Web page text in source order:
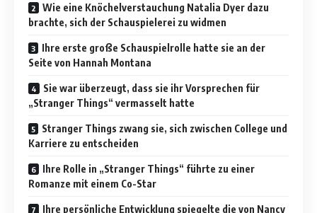
Wie eine Knöchelverstauchung Natalia Dyer dazu
brachte, sich der Schauspielerei zu widmen
Ihre erste große Schauspielrolle hatte sie an der
Seite von Hannah Montana
Sie war überzeugt, dass sie ihr Vorsprechen für
„Stranger Things“ vermasselt hatte
Stranger Things zwang sie, sich zwischen College und
Karriere zu entscheiden
Ihre Rolle in „Stranger Things“ führte zu einer
Romanze mit einem Co-Star
Ihre persönliche Entwicklung spiegelte die von Nancy